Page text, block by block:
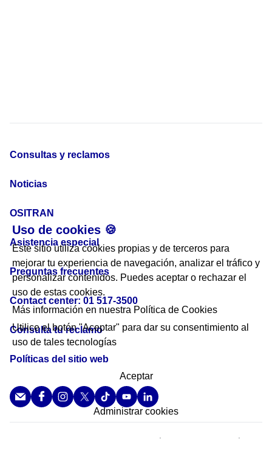
Uso de cookies 🍪
Este sitio utiliza cookies propias y de terceros para
mejorar tu experiencia de navegación, analizar el tráfico y
personalizar contenidos. Puedes aceptar o rechazar el
uso de estas cookies.
Más información en nuestra Política de Cookies
Utilice el botón "Aceptar" para dar su consentimiento al
uso de tales tecnologías
Aceptar
Administrar cookies
Consultas y reclamos
Noticias
OSITRAN
Asistencia especial
Preguntas frecuentes
Contact center: 01 517-3500
Consulta tu reclamo
Políticas del sitio web